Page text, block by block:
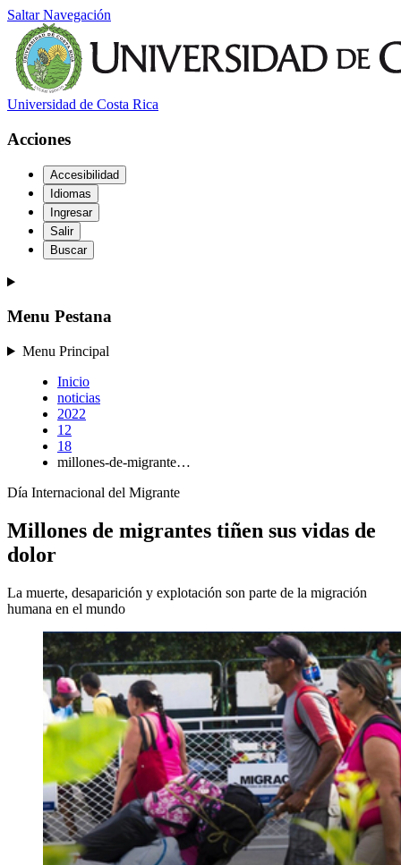
Saltar Navegación
Universidad de Costa Rica
Acciones
Accesibilidad
Idiomas
Ingresar
Salir
Buscar
Menu Pestana
Menu Principal
Inicio
noticias
2022
12
18
millones-de-migrante…
Día Internacional del Migrante
Millones de migrantes tiñen sus vidas de
dolor
La muerte, desaparición y explotación son parte de la migración
humana en el mundo